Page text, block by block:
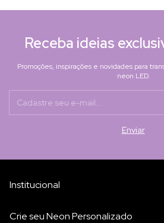
Receba ideias
Promoções, inspirações e novidades para
neon LED.
Institucional
Crie seu Neon Personalizado